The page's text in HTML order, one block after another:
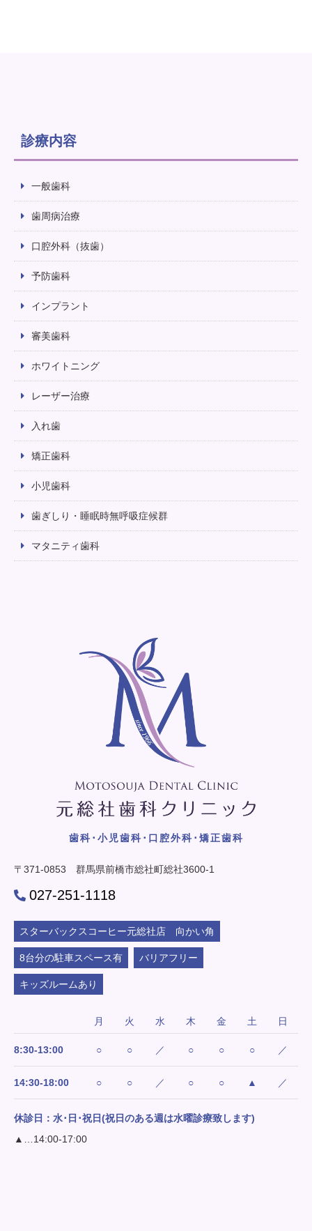
診療内容
一般歯科
歯周病治療
口腔外科（抜歯）
予防歯科
インプラント
審美歯科
ホワイトニング
レーザー治療
入れ歯
矯正歯科
小児歯科
歯ぎしり・睡眠時無呼吸症候群
マタニティ歯科
歯科･小児歯科･口腔外科･矯正歯科
〒371-0853 群馬県前橋市総社町総社3600-1
027-251-1118
スターバックスコーヒー元総社店 向かい角
8台分の駐車スペース有 バリアフリー
キッズルームあり
月 火 水 木 金 土 日
8:30-13:00 ○ ○ ／ ○ ○ ○ ／
14:30-18:00 ○ ○ ／ ○ ○ ▲ ／
休診日：水･日･祝日(祝日のある週は水曜診療致します)
▲…14:00-17:00